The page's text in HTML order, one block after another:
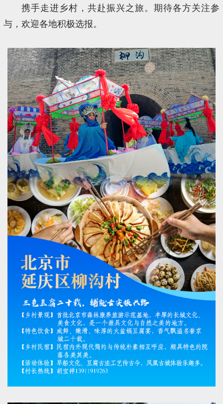
携手走进乡村，共赴振兴之旅。期待各方关注参
与，欢迎各地积极选报。